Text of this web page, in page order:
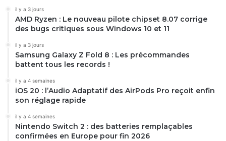
il y a 3 jours
AMD Ryzen : Le nouveau pilote chipset 8.07 corrige
des bugs critiques sous Windows 10 et 11
il y a 3 jours
Samsung Galaxy Z Fold 8 : Les précommandes
battent tous les records !
il y a 4 semaines
iOS 20 : l’Audio Adaptatif des AirPods Pro reçoit enfin
son réglage rapide
il y a 4 semaines
Nintendo Switch 2 : des batteries remplaçables
confirmées en Europe pour fin 2026